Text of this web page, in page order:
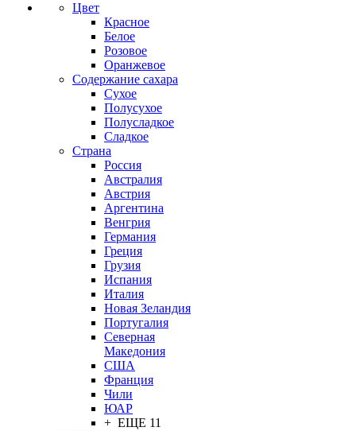
Цвет
Красное
Белое
Розовое
Оранжевое
Содержание сахара
Сухое
Полусухое
Полусладкое
Сладкое
Страна
Россия
Австралия
Австрия
Аргентина
Венгрия
Германия
Греция
Грузия
Испания
Италия
Новая Зеландия
Португалия
Северная
Македония
США
Франция
Чили
ЮАР
+ ЕЩЕ 11